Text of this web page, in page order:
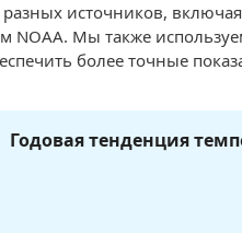
источников,
NOAA. Мы также
более точные
Годовая тенденция